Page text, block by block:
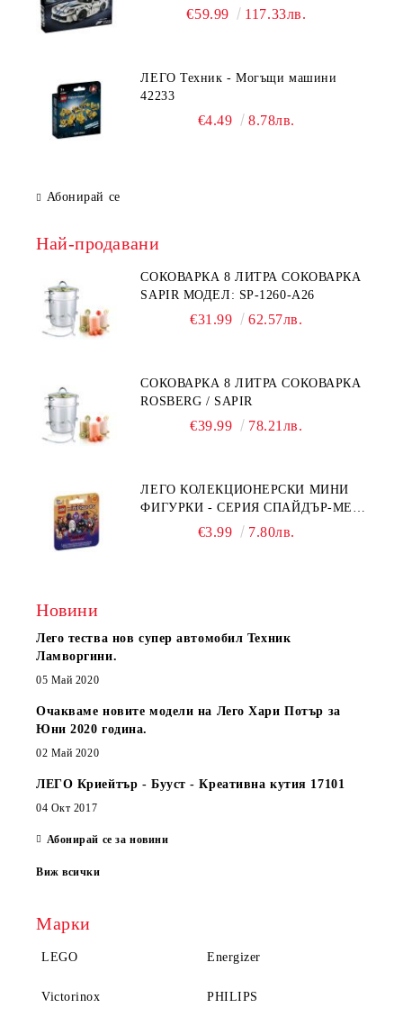
€59.99 117.33лв.
ЛЕГО Техник - Могъщи машини
42233
€4.49 8.78лв.
Абонирай се
Най-продавани
СОКОВАРКА 8 ЛИТРА СОКОВАРКА
SAPIR МОДЕЛ: SP-1260-A26
€31.99 62.57лв.
СОКОВАРКА 8 ЛИТРА СОКОВАРКА
ROSBERG / SAPIR
€39.99 78.21лв.
ЛЕГО КОЛЕКЦИОНЕРСКИ МИНИ
ФИГУРКИ - СЕРИЯ СПАЙДЪР-МЕН:
ПРЕЗ СПАЙДИ-ВСЕЛЕНАТА 71050
€3.99 7.80лв.
Новини
Лего тества нов супер автомобил Техник
Ламворгини.
05 Май 2020
Очакваме новите модели на Лего Хари Потър за
Юни 2020 година.
02 Май 2020
ЛЕГО Криейтър - Бууст - Креативна кутия 17101
04 Окт 2017
Абонирай се за новини
Виж всички
Марки
LEGO Energizer
Victorinox PHILIPS